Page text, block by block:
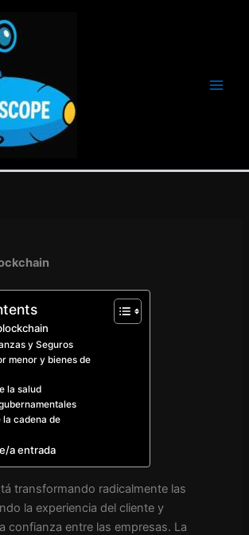
y Seguros
menor y bienes de
la salud
la cadena de
a entrada
transformando radicalmente las
la experiencia del cliente y
confianza entre las empresas. La